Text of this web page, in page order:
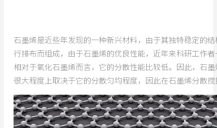
石墨烯是近些年发现的一种新兴材料，由于其独特稳定的
行排布而组成，由于石墨烯的优良性能，近年来科研工作
相对于氧化石墨烯而言，它的分散性能比较低。因此，石
很大程度上取决于它的分散匀均程度，因此在石墨烯分散